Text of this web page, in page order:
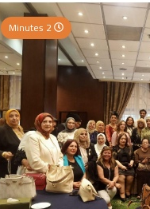
2 Minutes